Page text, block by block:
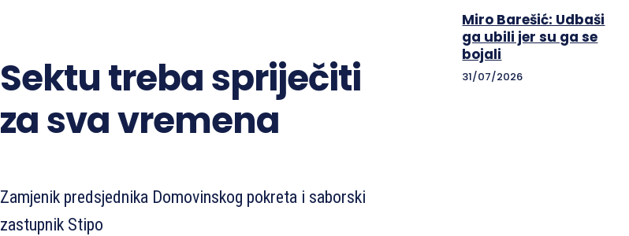
Sektu treba spriječiti
za sva vremena
Zamjenik predsjednika Domovinskog pokreta i saborski
zastupnik Stipo
Miro Barešić: Udbaši
ga ubili jer su ga se
bojali
31/07/2026